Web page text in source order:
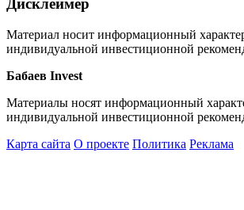
Дисклеймер
Материал носит информационный
индивидуальной инвестиционной
Бабаев Invest
Материалы носят информационный
индивидуальной инвестиционной
Карта сайта О проекте Политика Реклама